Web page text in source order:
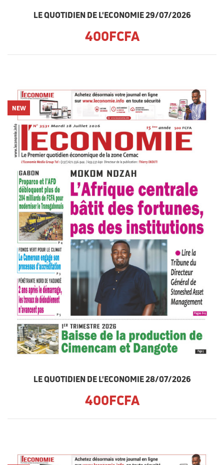
LE QUOTIDIEN DE L'ECONOMIE 29/07/2026
400FCFA
NEW
LE QUOTIDIEN DE L'ECONOMIE 28/07/2026
400FCFA